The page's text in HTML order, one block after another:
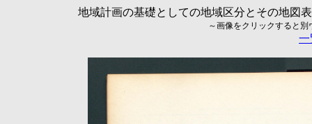
地域計画の基礎としての地域区分とその地
～画像をクリックすると
一